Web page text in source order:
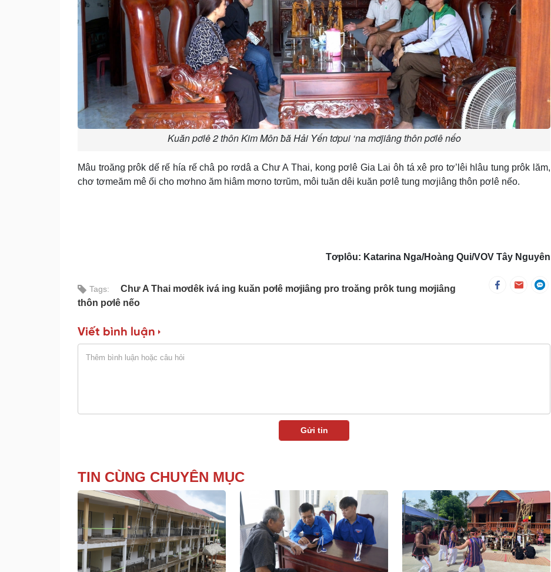
Kuăn pơlê 2 thôn Kim Môn ƀă Hải Yến tơpui ‘na mơjiâng thôn pơlê nếo
Mâu troăng prôk dế rế hía rế châ po rơdâ a Chư A Thai, kong pơlê Gia Lai ôh tá xê pro tơ’lêi hlâu tung prôk lăm,
chơ tơmeăm mê ối cho mơhno ăm hiâm mơno tơrŭm, môi tuăn dêi kuăn pơlê tung mơjiâng thôn pơlê nếo.
Tơplôu: Katarina Nga/Hoàng Qui/VOV Tây Nguyên
Tags:
Chư A Thai mơdêk ivá ing kuăn pơlê mơjiâng pro troăng prôk tung mơjiâng
thôn pơlê nếo
Viết bình luận
TIN CÙNG CHUYÊN MỤC